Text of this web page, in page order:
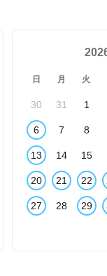
日 月 火
30 31 1
6 7 8
13 14 15
20 21 22
27 28 29